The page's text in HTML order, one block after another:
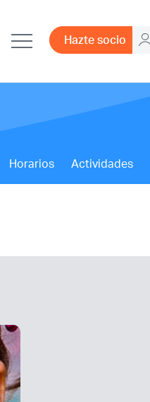
Hazte socio
Horarios Actividades